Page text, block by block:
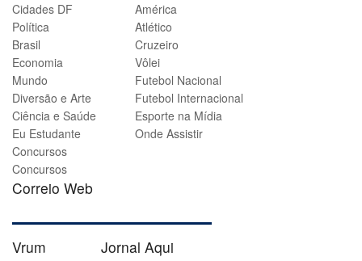
Cidades DF
Política
Brasil
Economia
Mundo
Diversão e Arte
Ciência e Saúde
Eu Estudante
Concursos
Concursos
Correio Web
América
Atlético
Cruzeiro
Vôlei
Futebol Nacional
Futebol Internacional
Esporte na Mídia
Onde Assistir
Vrum Jornal Aqui